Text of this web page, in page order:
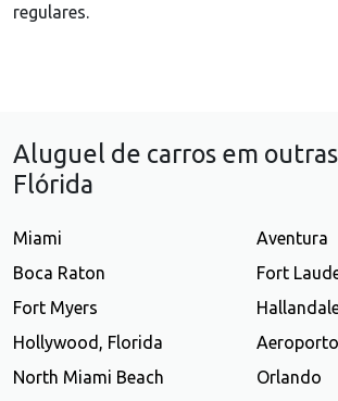
regulares.
Aluguel de carros em
Flórida
Miami
Aventura
Boca Raton
Fort
Fort Myers
Hollywood, Florida
North Miami Beach
Orlando